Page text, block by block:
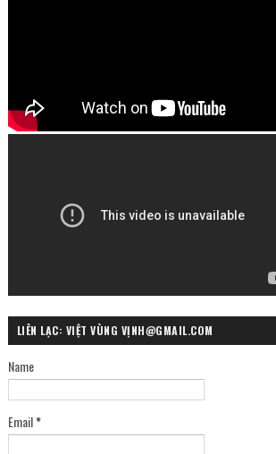
LIÊN LẠC: VIỆT VÙNG VỊNH@GMAIL.COM
Name
Email*